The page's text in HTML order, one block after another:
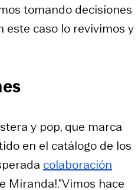
tomando decisiones
este caso lo revivimos y
y pop, que marca
en el catálogo de los
colaboración
Miranda!.”Vimos hace